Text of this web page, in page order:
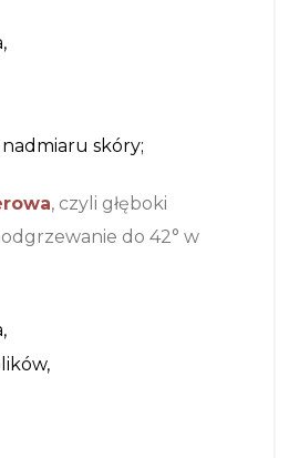
skóry;
, czyli głęboki
do 42° w